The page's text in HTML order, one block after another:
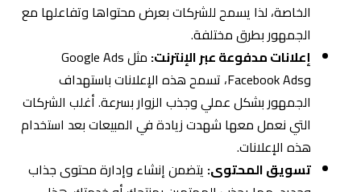
الخاصة، لذا يسمح للشركات بعرض محتواها وتفاعلها مع
الجمهور بطرق مختلفة.
إعلانات مدفوعة عبر الإنترنت:
مثل Google Ads
وFacebook Ads، تسمح هذه الإعلانات باستهداف
الجمهور بشكل عملي وجذب الزوار بسرعة. أغلب الشركات
التي نعمل معها شهدت زيادة في المبيعات بعد استخدام
هذه الإعلانات.
تسويق المحتوى: يتضمن إنشاء وإدارة محتوى جذاب